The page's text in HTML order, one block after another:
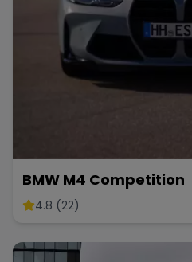
BMW M4 Competition
4.8 (22)